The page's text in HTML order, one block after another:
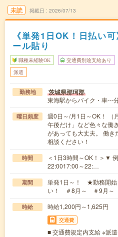
未読 掲載日 2026/07/13
《単発1日OK！日払い
ール貼り
職種未経験OK 交通費別途支給あり
派遣
勤務地 茨城県那珂郡
東海駅からバイク・車---
曜日頻度
週0日～/月1日～OK！
午後だけ」など色々な働
があっても大丈夫。 働き
相談ください！
時間
＜1日3時間～OK！＞▼
22:0017:00～22:…
期間
単発1日～！ ★勤務開始
い！ ＃8月～ ＃9月～
時給 時給1,200円～1,625円
交通費
■ 交通費規定内支給 ※派